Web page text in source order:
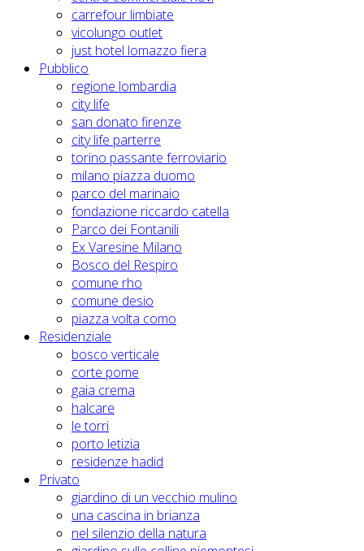
carrefour limbiate
vicolungo outlet
just hotel lomazzo fiera
Pubblico
regione lombardia
city life
san donato firenze
city life parterre
torino passante ferroviario
milano piazza duomo
parco del marinaio
fondazione riccardo catella
Parco dei Fontanili
Ex Varesine Milano
Bosco del Respiro
comune rho
comune desio
piazza volta como
Residenziale
bosco verticale
corte pome
gaia crema
halcare
le torri
porto letizia
residenze hadid
Privato
giardino di un vecchio mulino
una cascina in brianza
nel silenzio della natura